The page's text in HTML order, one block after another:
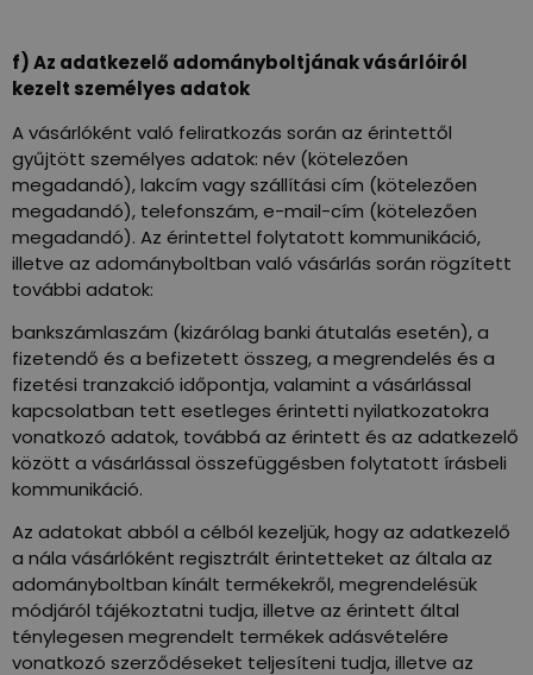
f) Az adatkezelő adományboltjának vásárlóiról
kezelt személyes adatok
A vásárlóként való feliratkozás során az érintettől
gyűjtött személyes adatok: név (kötelezően
megadandó), lakcím vagy szállítási cím (kötelezően
megadandó), telefonszám, e-mail-cím (kötelezően
megadandó). Az érintettel folytatott kommunikáció,
illetve az adományboltban való vásárlás során rögzített
további adatok:
bankszámlaszám (kizárólag banki átutalás esetén), a
fizetendő és a befizetett összeg, a megrendelés és a
fizetési tranzakció időpontja, valamint a vásárlással
kapcsolatban tett esetleges érintetti nyilatkozatokra
vonatkozó adatok, továbbá az érintett és az adatkezelő
között a vásárlással összefüggésben folytatott írásbeli
kommunikáció.
Az adatokat abból a célból kezeljük, hogy az adatkezelő
a nála vásárlóként regisztrált érintetteket az általa az
adományboltban kínált termékekről, megrendelésük
módjáról tájékoztatni tudja, illetve az érintett által
ténylegesen megrendelt termékek adásvételére
vonatkozó szerződéseket teljesíteni tudja, illetve az